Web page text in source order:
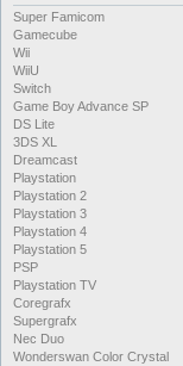
Super Famicom
Gamecube
Wii
WiiU
Switch
Game Boy Advance SP
DS Lite
3DS XL
Dreamcast
Playstation
Playstation 2
Playstation 3
Playstation 4
Playstation 5
PSP
Playstation TV
Coregrafx
Supergrafx
Nec Duo
Wonderswan Color Crystal